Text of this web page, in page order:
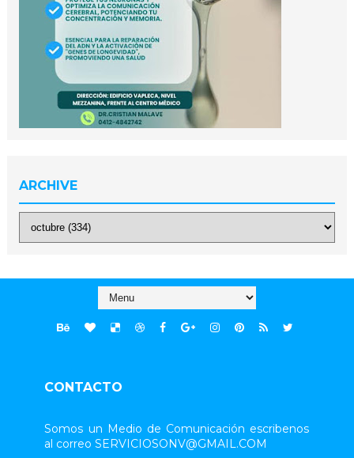
ARCHIVE
CONTACTO
Somos un Medio de Comunicación escribenos
al correo SERVICIOSONV@GMAIL.COM